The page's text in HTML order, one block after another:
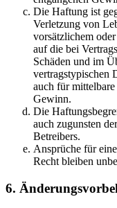
Die Haftung ist
Verletzung von
vorsätzlichem
auf die bei
Schäden und im
vertragstypischen
auch für mittelbare
Gewinn.
Die
auch zugunsten
Betreibers.
Ansprüche für
Recht bleiben
6.